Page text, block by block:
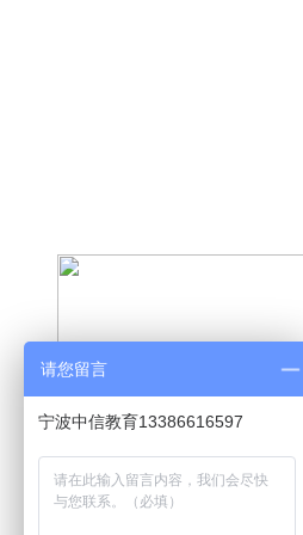
请您留言
宁波中信教育13386616597